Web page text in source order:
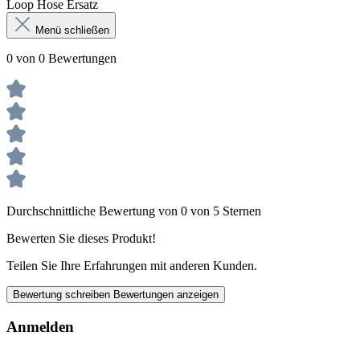
Loop Hose Ersatz
Menü schließen
0 von 0 Bewertungen
Durchschnittliche Bewertung von 0 von 5 Sternen
Bewerten Sie dieses Produkt!
Teilen Sie Ihre Erfahrungen mit anderen Kunden.
Bewertung schreiben Bewertungen anzeigen
Anmelden